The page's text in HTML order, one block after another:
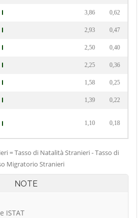
3,86 0,62
2,93 0,47
2,50 0,40
2,25 0,36
1,58 0,25
1,39 0,22
1,10 0,18
= Tasso di Natalità Stranieri - Tasso di
Migratorio Stranieri
NOTE
ISTAT